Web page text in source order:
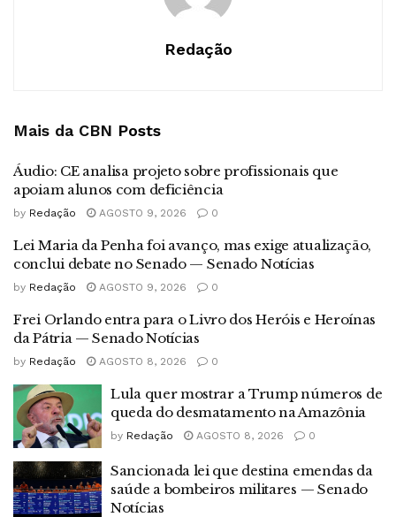
Redação
Mais da CBN Posts
Áudio: CE analisa projeto sobre profissionais que
apoiam alunos com deficiência
by Redação AGOSTO 9, 2026 0
Lei Maria da Penha foi avanço, mas exige atualização,
conclui debate no Senado — Senado Notícias
by Redação AGOSTO 9, 2026 0
Frei Orlando entra para o Livro dos Heróis e Heroínas
da Pátria — Senado Notícias
by Redação AGOSTO 8, 2026 0
Lula quer mostrar a Trump números de
queda do desmatamento na Amazônia
by Redação AGOSTO 8, 2026 0
Sancionada lei que destina emendas da
saúde a bombeiros militares — Senado
Notícias